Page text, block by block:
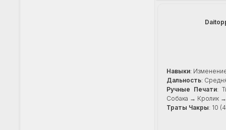
Навыки:
Дальность:
Ручные Печати:
Собака → Кролик
Траты Чакры: 10